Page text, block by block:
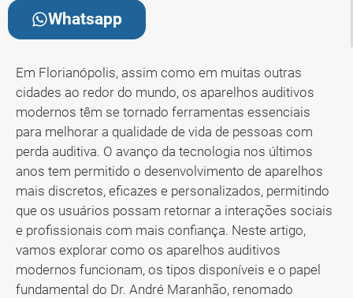
Whatsapp
Em Florianópolis, assim como em muitas outras
cidades ao redor do mundo, os aparelhos auditivos
modernos têm se tornado ferramentas essenciais
para melhorar a qualidade de vida de pessoas com
perda auditiva. O avanço da tecnologia nos últimos
anos tem permitido o desenvolvimento de aparelhos
mais discretos, eficazes e personalizados, permitindo
que os usuários possam retornar a interações sociais
e profissionais com mais confiança. Neste artigo,
vamos explorar como os aparelhos auditivos
modernos funcionam, os tipos disponíveis e o papel
fundamental do Dr. André Maranhão, renomado